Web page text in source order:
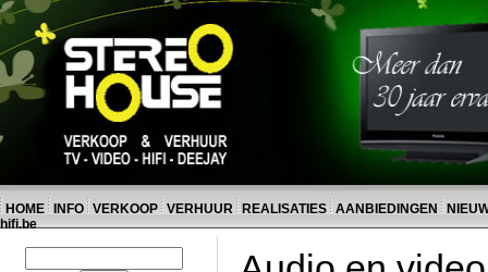
HOME INFO VERKOOP VERHUUR REALISATIES AANBIEDINGEN
hifi.be